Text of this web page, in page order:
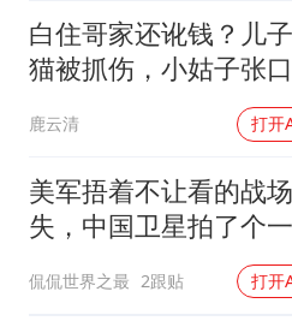
万岁山
习近平
白住哥家还讹钱？儿
猫被抓伤，小姑子张
鹿云清 打开
美军捂着不让看的战
失，中国卫星拍了个
侃侃世界之最 2跟贴 打开